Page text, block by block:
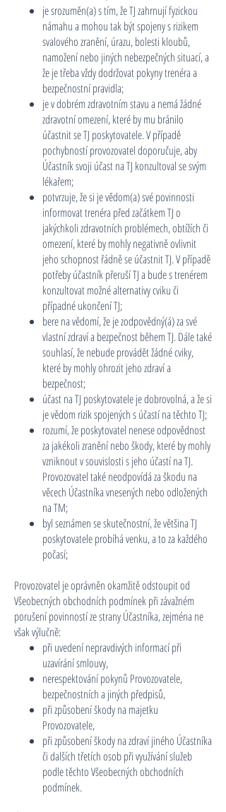
je srozuměn(a) s tím, že TJ zahrnují fyzickou
námahu a mohou tak být spojeny s rizikem
svalového zranění, úrazu, bolesti kloubů,
namožení nebo jiných nebezpečných situací, a
že je třeba vždy dodržovat pokyny trenéra a
bezpečnostní pravidla;
je v dobrém zdravotním stavu a nemá žádné
zdravotní omezení, které by mu bránilo
účastnit se TJ poskytovatele. V případě
pochybností provozovatel doporučuje, aby
Účastník svoji účast na TJ konzultoval se svým
lékařem;
potvrzuje, že si je vědom(a) své povinnosti
informovat trenéra před začátkem TJ o
jakýchkoli zdravotních problémech, obtížích či
omezení, které by mohly negativně ovlivnit
jeho schopnost řádně se účastnit TJ. V případě
potřeby účastník přeruší TJ a bude s trenérem
konzultovat možné alternativy cviku či
případné ukončení TJ;
bere na vědomí, že je zodpovědný(á) za své
vlastní zdraví a bezpečnost během TJ. Dále také
souhlasí, že nebude provádět žádné cviky,
které by mohly ohrozit jeho zdraví a
bezpečnost;
účast na TJ poskytovatele je dobrovolná, a že si
je vědom rizik spojených s účastí na těchto TJ;
rozumí, že poskytovatel nenese odpovědnost
za jakékoli zranění nebo škody, které by mohly
vzniknout v souvislosti s jeho účastí na TJ.
Provozovatel také neodpovídá za škodu na
věcech Účastníka vnesených nebo odložených
na TM;
byl seznámen se skutečnostní, že většina TJ
poskytovatele probíhá venku, a to za každého
počasí;
Provozovatel je oprávněn okamžitě odstoupit od
Všeobecných obchodních podmínek při závažném
porušení povinností ze strany Účastníka, zejména ne
však výlučně:
při uvedení nepravdivých informací při
uzavírání smlouvy,
nerespektování pokynů Provozovatele,
bezpečnostních a jiných předpisů,
při způsobení škody na majetku
Provozovatele,
při způsobení škody na zdraví jiného Účastníka
či dalších třetích osob při využívání služeb
podle těchto Všeobecných obchodních
podmínek.